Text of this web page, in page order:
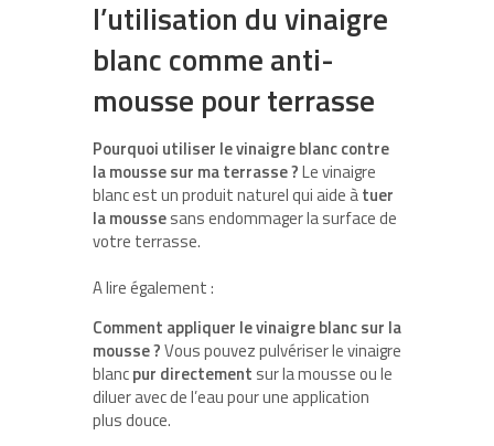
l’utilisation du vinaigre
blanc comme anti-
mousse pour terrasse
Pourquoi utiliser le vinaigre blanc contre
la mousse sur ma terrasse ?Le vinaigre
blanc est un produit naturel qui aide àtuer
la moussesans endommager la surface de
votre terrasse.
A lire également :
Comment appliquer le vinaigre blanc sur la
mousse ?Vous pouvez pulvériser le vinaigre
blancpur directement sur la mousse ou le
diluer avec de l’eau pour une application
plus douce.